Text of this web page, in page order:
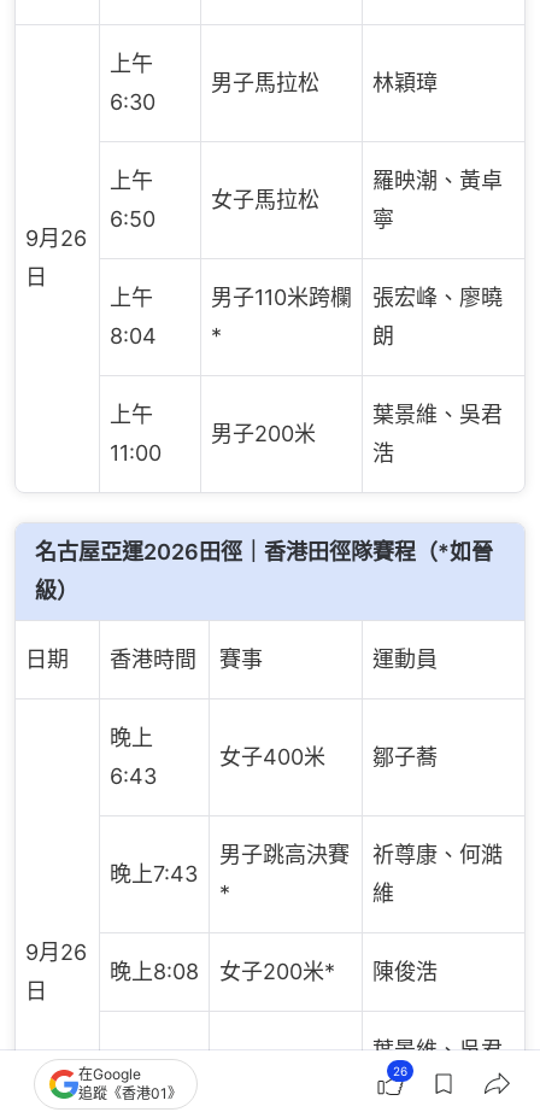
9月26
日
上午
6:30
男子馬拉松 林穎璋
上午
6:50
女子馬拉松
羅映潮、黃卓
寧
上午
8:04
男子110米跨欄
*
張宏峰、廖曉
朗
上午
11:00
男子200米
葉景維、吳君
浩
名古屋亞運2026田徑｜香港田徑隊賽程（*如晉
級）
日期 香港時間 賽事 運動員
9月26
日
晚上
6:43
女子400米 鄒子蕎
晚上7:43
男子跳高決賽
*
祈尊康、何澔
維
晚上8:08 女子200米* 陳俊浩
晚上8:35
葉景維、吳君
浩
在Google
追蹤《香港01》
26